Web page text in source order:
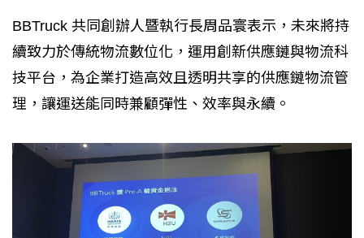
BBTruck 共同創辦人暨執行長周品寰表示，未來將持
續致力於傳統物流數位化，運用創新供應鏈與物流科
技平台，為企業打造高效且透明共享的供應鏈物流管
理，讓運送能同時兼顧彈性、效率與永續。